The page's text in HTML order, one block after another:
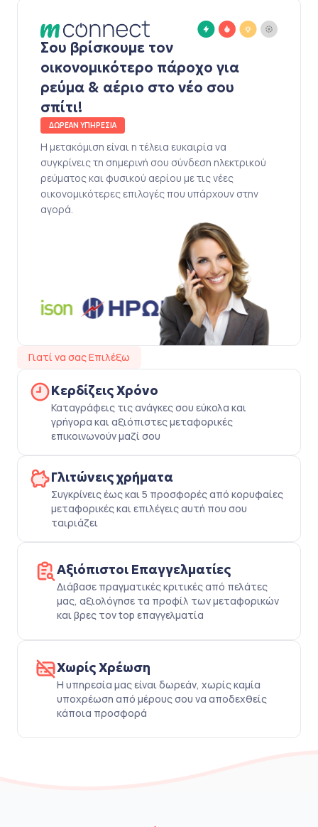
Σου βρίσκουμε τον
οικονομικότερο πάροχο για
ρεύμα & αέριο στο νέο σου
σπίτι!
ΔΩΡΕΑΝ ΥΠΗΡΕΣΙΑ
Η μετακόμιση είναι η τέλεια ευκαιρία να
συγκρίνεις τη σημερινή σου σύνδεση ηλεκτρικού
ρεύματος και φυσικού αερίου με τις νέες
οικονομικότερες επιλογές που υπάρχουν στην
αγορά.
Γιατί να σας Επιλέξω
Κερδίζεις Χρόνο
Καταγράφεις τις ανάγκες σου εύκολα και
γρήγορα και αξιόπιστες μεταφορικές
επικοινωνούν μαζί σου
Γλιτώνεις χρήματα
Συγκρίνεις έως και 5 προσφορές από κορυφαίες
μεταφορικές και επιλέγεις αυτή που σου
ταιριάζει
Αξιόπιστοι Επαγγελματίες
Διάβασε πραγματικές κριτικές από πελάτες
μας, αξιολόγησε τα προφίλ των μεταφορικών
και βρες τον top επαγγελματία
Χωρίς Χρέωση
Η υπηρεσία μας είναι δωρεάν, χωρίς καμία
υποχρέωση από μέρους σου να αποδεχθείς
κάποια προσφορά